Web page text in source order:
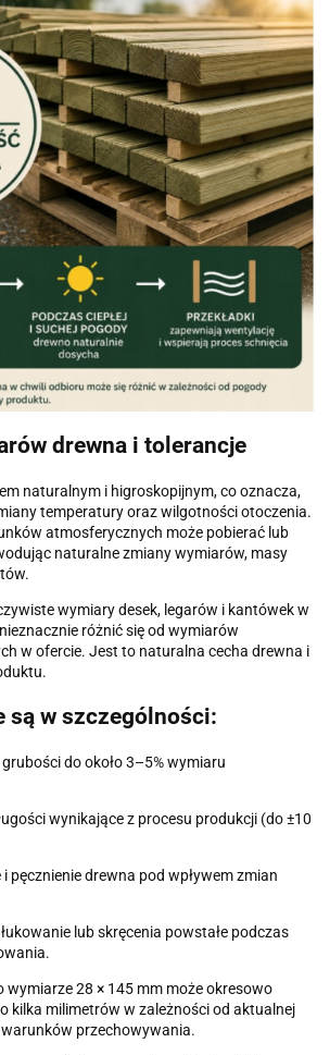
drewna i tolerancje
naturalnym i higroskopijnym, co oznacza,
temperatury oraz wilgotności otoczenia.
atmosferycznych może pobierać lub
naturalne zmiany wymiarów, masy
wymiary desek, legarów i kantówek w
różnić się od wymiarów
w ofercie. Jest to naturalna cecha drewna i
są w szczególności:
do około 3–5% wymiaru
wynikające z procesu produkcji (do ±10
pęcznienie drewna pod wpływem zmian
lub skręcenia powstałe podczas
wymiarze 28 × 145 mm może okresowo
kilka milimetrów w zależności od aktualnej
przechowywania.